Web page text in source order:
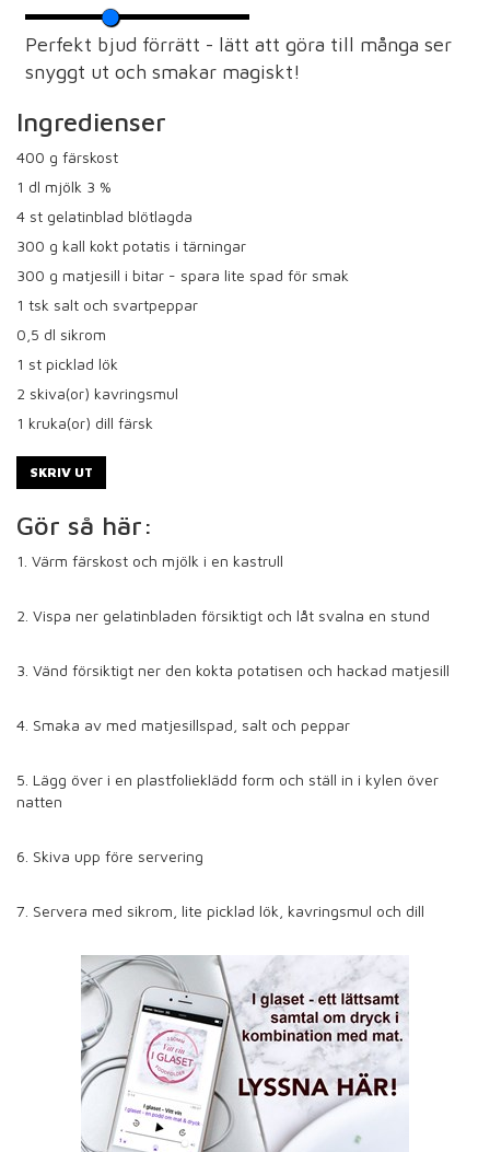
Perfekt bjud förrätt - lätt att göra till många ser
snyggt ut och smakar magiskt!
Ingredienser
400 g färskost
1 dl mjölk 3 %
4 st gelatinblad blötlagda
300 g kall kokt potatis i tärningar
300 g matjesill i bitar - spara lite spad för smak
1 tsk salt och svartpeppar
0,5 dl sikrom
1 st picklad lök
2 skiva(or) kavringsmul
1 kruka(or) dill färsk
SKRIV UT
Gör så här:
1. Värm färskost och mjölk i en kastrull
2. Vispa ner gelatinbladen försiktigt och låt svalna en stund
3. Vänd försiktigt ner den kokta potatisen och hackad matjesill
4. Smaka av med matjesillspad, salt och peppar
5. Lägg över i en plastfolieklädd form och ställ in i kylen över
natten
6. Skiva upp före servering
7. Servera med sikrom, lite picklad lök, kavringsmul och dill